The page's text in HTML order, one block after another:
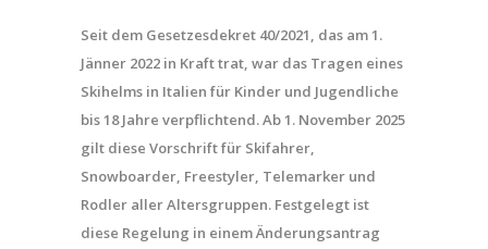
Seit dem Gesetzesdekret 40/2021, das am 1.
Jänner 2022 in Kraft trat, war das Tragen eines
Skihelms in Italien für Kinder und Jugendliche
bis 18 Jahre verpflichtend. Ab 1. November 2025
gilt diese Vorschrift für Skifahrer,
Snowboarder, Freestyler, Telemarker und
Rodler aller Altersgruppen. Festgelegt ist
diese Regelung in einem Änderungsantrag